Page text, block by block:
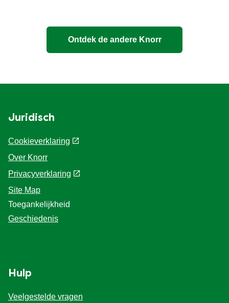
Ontdek de andere Knorr
Juridisch
Cookieverklaring
Over Knorr
Privacyverklaring
Cookie-instellingen
Site Map
Toegankelijkheid